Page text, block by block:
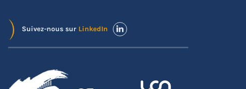
Suivez-nous sur LinkedIn